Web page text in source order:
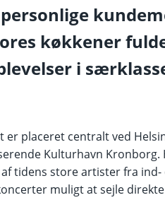
køkkener
i
placeret centralt ved
Kulturhavn
tidens store artister fra
muligt at sejle